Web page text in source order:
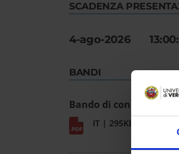
SCADENZA
4-ago-2026
BANDI
Bando di concorso
IT | 295Kb